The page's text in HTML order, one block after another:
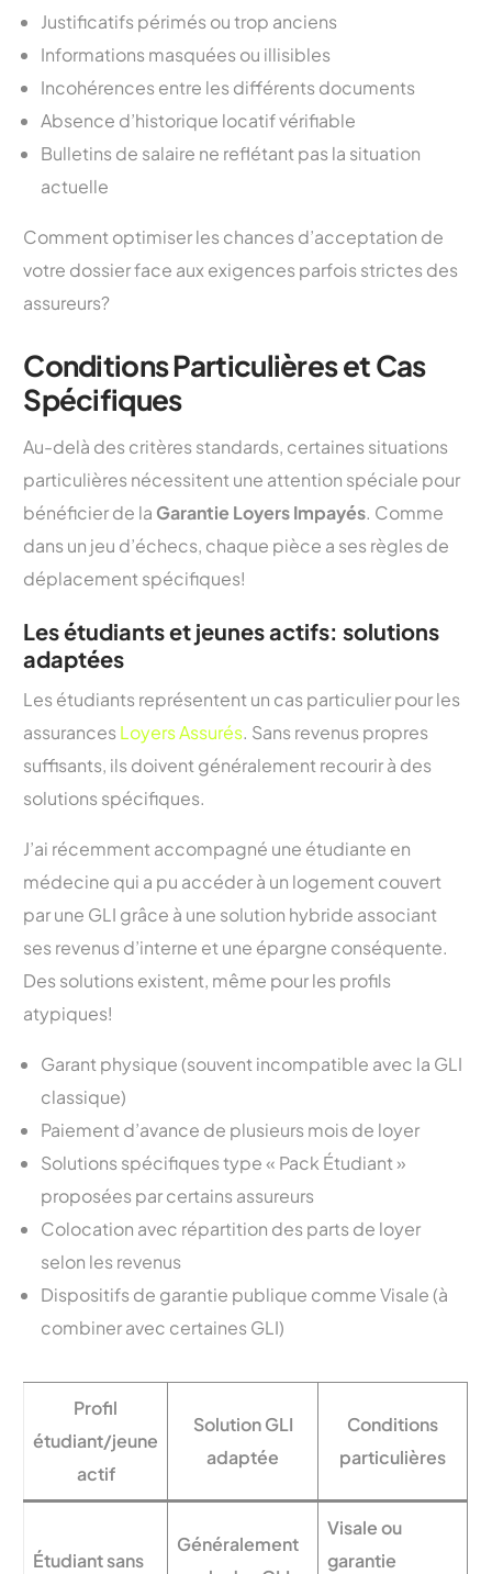
Justificatifs périmés ou trop anciens
Informations masquées ou illisibles
Incohérences entre les différents documents
Absence d’historique locatif vérifiable
Bulletins de salaire ne reflétant pas la situation
actuelle
Comment optimiser les chances d’acceptation de
votre dossier face aux exigences parfois strictes des
assureurs?
Conditions Particulières et Cas
Spécifiques
Au-delà des critères standards, certaines situations
particulières nécessitent une attention spéciale pour
bénéficier de la Garantie Loyers Impayés. Comme
dans un jeu d’échecs, chaque pièce a ses règles de
déplacement spécifiques!
Les étudiants et jeunes actifs: solutions
adaptées
Les étudiants représentent un cas particulier pour les
assurancesLoyers Assurés. Sans revenus propres
suffisants, ils doivent généralement recourir à des
solutions spécifiques.
J’ai récemment accompagné une étudiante en
médecine qui a pu accéder à un logement couvert
par une GLI grâce à une solution hybride associant
ses revenus d’interne et une épargne conséquente.
Des solutions existent, même pour les profils
atypiques!
Garant physique (souvent incompatible avec la GLI
classique)
Paiement d’avance de plusieurs mois de loyer
Solutions spécifiques type « Pack Étudiant »
proposées par certains assureurs
Colocation avec répartition des parts de loyer
selon les revenus
Dispositifs de garantie publique comme Visale (à
combiner avec certaines GLI)
Profil
étudiant/jeune
actif
Solution GLI
adaptée
Conditions
particulières
Étudiant sans
Généralement
Visale ou
garantie